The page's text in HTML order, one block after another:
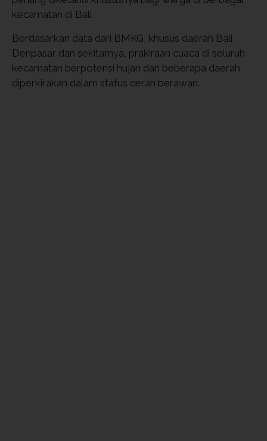
kecamatan di Bali.
Berdasarkan data dari BMKG, khusus daerah Bali,
Denpasar dan sekitarnya, prakiraan cuaca di seluruh
kecamatan berpotensi hujan dan beberapa daerah
diperkirakan dalam status cerah berawan.